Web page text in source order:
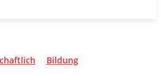
Bildung